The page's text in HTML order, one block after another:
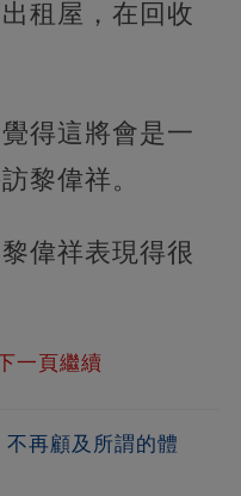
租屋，在回收
得這將會是一
黎偉祥。
偉祥表現得很
一頁繼續
再顧及所謂的體